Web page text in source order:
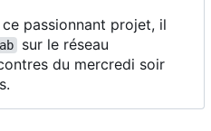
passionnant projet, il
sur le réseau
du mercredi soir